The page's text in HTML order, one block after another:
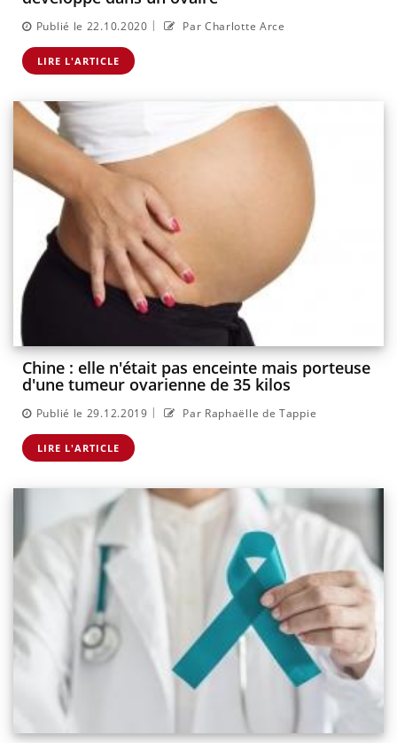
Publié le 22.10.2020 | Par Charlotte Arce
LIRE L'ARTICLE
Chine : elle n'était pas enceinte mais porteuse
d'une tumeur ovarienne de 35 kilos
Publié le 29.12.2019 | Par Raphaëlle de Tappie
LIRE L'ARTICLE